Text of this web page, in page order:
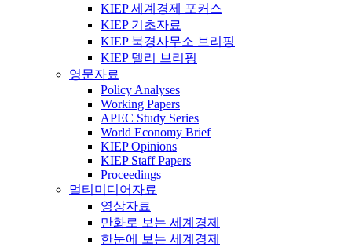
KIEP 세계경제 포커스
KIEP 기초자료
KIEP 북경사무소 브리핑
KIEP 델리 브리핑
영문자료
Policy Analyses
Working Papers
APEC Study Series
World Economy Brief
KIEP Opinions
KIEP Staff Papers
Proceedings
멀티미디어자료
영상자료
만화로 보는 세계경제
한눈에 보는 세계경제